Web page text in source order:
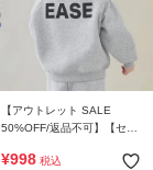
【アウトレット SALE
50%OFF/返品不可】【セッ
ェット 裏起毛 スーパーBIG
¥998 税込